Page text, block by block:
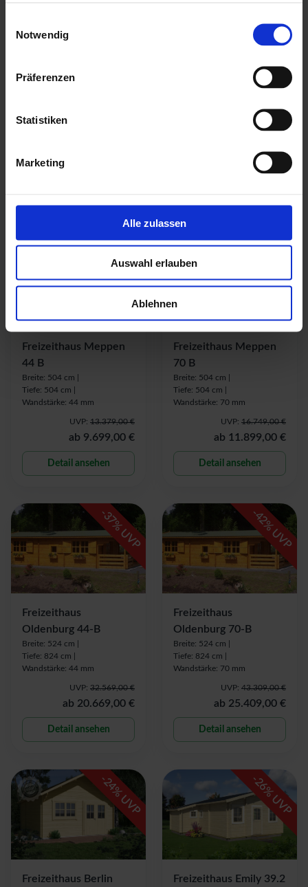
Notwendig
Präferenzen
Statistiken
Marketing
Alle zulassen
Auswahl erlauben
Ablehnen
Freizeithaus
Tiefe: 476 cm |
ab
Freizeithaus Lehrte 70
12.009,00 €
-
% UVP
Freizeithaus Meppen
44 B
Breite: 504 cm |
Tiefe: 504 cm |
Wandstärke: 44 mm
UVP: 13.379,00 €
ab 9.699,00 €
Detail ansehen
-
% UVP
Freizeithaus Meppen
70 B
Breite: 504 cm |
Tiefe: 504 cm |
Wandstärke: 70 mm
UVP: 16.749,00 €
ab 11.899,00 €
Detail ansehen
-
37
% UVP
Freizeithaus
Oldenburg 44-B
Breite: 524 cm |
Tiefe: 824 cm |
Wandstärke: 44 mm
UVP: 32.569,00 €
ab 20.669,00 €
Detail ansehen
-
42
% UVP
Freizeithaus
Oldenburg 70-B
Breite: 524 cm |
Tiefe: 824 cm |
Wandstärke: 70 mm
UVP: 43.309,00 €
ab 25.409,00 €
Detail ansehen
-
24
% UVP
Freizeithaus Berlin
-
26
% UVP
Freizeithaus Emily 39.2